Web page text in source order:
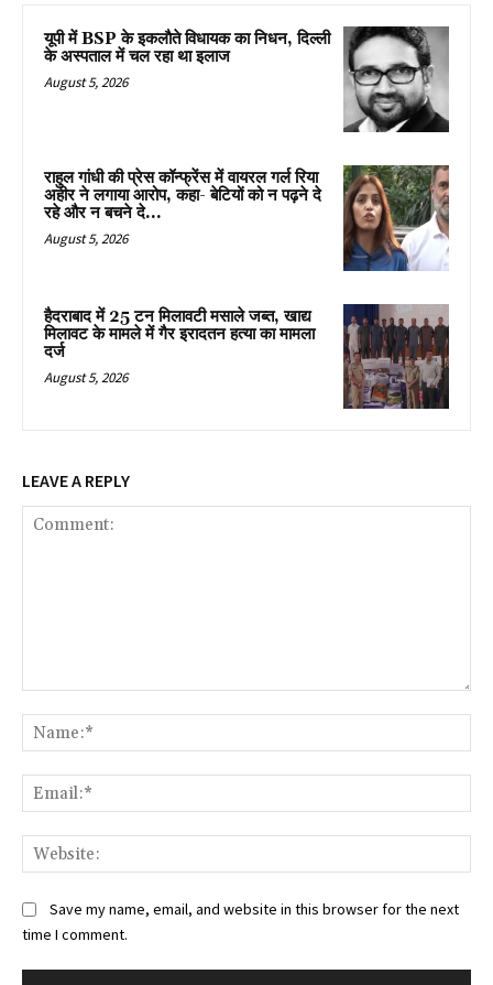
यूपी में BSP के इकलाैते विधायक का निधन, दिल्ली
के अस्पताल में चल रहा था इलाज
August 5, 2026
राहुल गांधी की प्रेस कॉन्फ्रेंस में वायरल गर्ल रिया
अहीर ने लगाया आरोप, कहा- बेटियों को न पढ़ने दे
रहे और न बचने दे...
August 5, 2026
हैदराबाद में 25 टन मिलावटी मसाले जब्त, खाद्य
मिलावट के मामले में गैर इरादतन हत्या का मामला
दर्ज
August 5, 2026
LEAVE A REPLY
Save my name, email, and website in this browser for the next
time I comment.